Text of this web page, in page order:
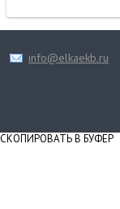
info@elkaekb.ru
СКОПИРОВАТЬ В БУФЕР